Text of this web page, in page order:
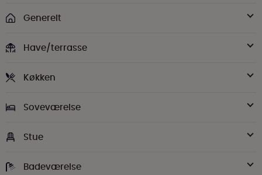
Generelt
Have/terrasse
Køkken
Soveværelse
Stue
Badeværelse